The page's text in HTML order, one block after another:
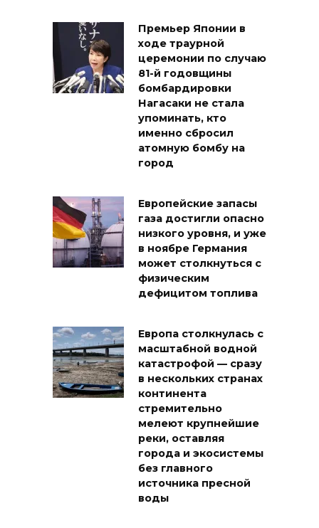
Премьер Японии в
ходе траурной
церемонии по случаю
81-й годовщины
бомбардировки
Нагасаки не стала
упоминать, кто
именно сбросил
атомную бомбу на
город
Европейские запасы
газа достигли опасно
низкого уровня, и уже
в ноябре Германия
может столкнуться с
физическим
дефицитом топлива
Европа столкнулась с
масштабной водной
катастрофой — сразу
в нескольких странах
континента
стремительно
мелеют крупнейшие
реки, оставляя
города и экосистемы
без главного
источника пресной
воды